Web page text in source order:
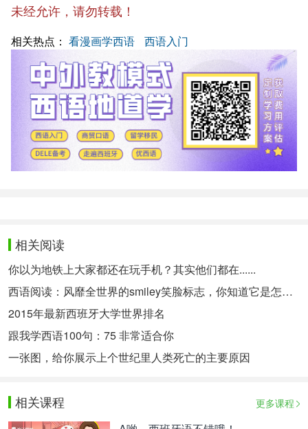
未经允许，请勿转载！
相关热点： 看漫画学西语 西语入门
相关阅读
你以为地铁上大家都还在玩手机？其实他们都在......
西语阅读：风靡全世界的smiley笑脸标志，你知道它是怎么来的吗？
2015年最新西班牙大学世界排名
跟我学西语100句：75 非常适合你
一张图，给你展示上个世纪里人类死亡的主要原因
相关课程 更多课程